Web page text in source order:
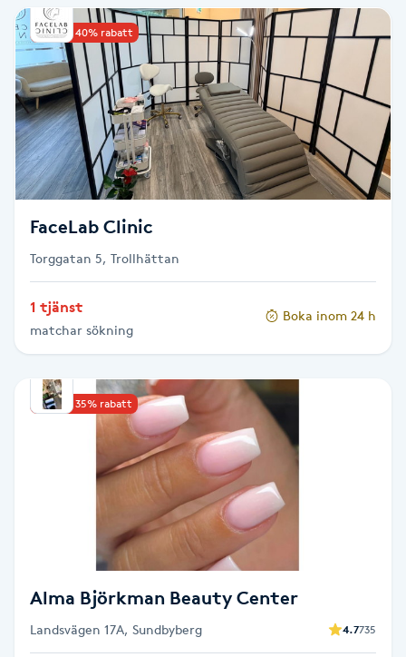
Hudföryngring
Huduppstramning
Hudvård
Hyaluronsyra
Hyperhidros
Hypnos
Hårborttagning
Hårförlängning
Upp till 40% rabatt
FaceLab Clinic
Torggatan 5, Trollhättan
1 tjänst
matchar sökning
Boka inom 24 h
Upp till 35% rabatt
Alma Björkman Beauty Center
Landsvägen 17A, Sundbyberg 4.7735